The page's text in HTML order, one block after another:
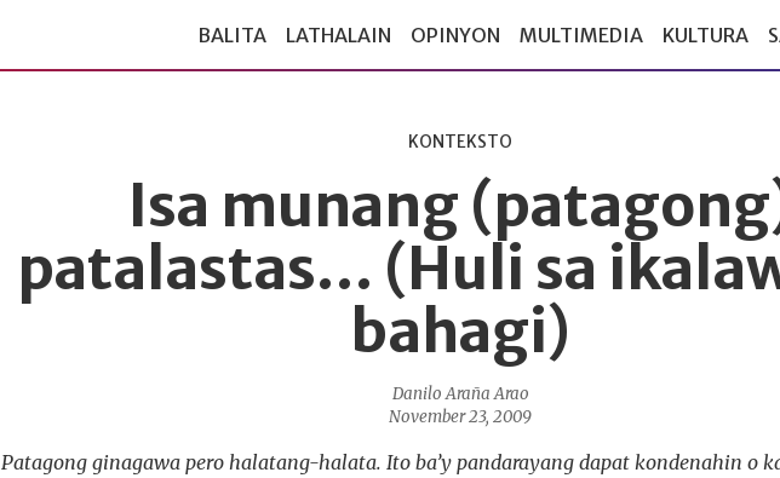
BALITA LATHALAIN OPINYON MULTIMEDIA KULTURA
KONTEKSTO
Isa munang
patalastas… (Huli sa
bahagi)
Danilo Araña Arao
November 23, 2009
Patagong ginagawa pero halatang-halata. Ito ba’y pandarayang dapat kondenahin o